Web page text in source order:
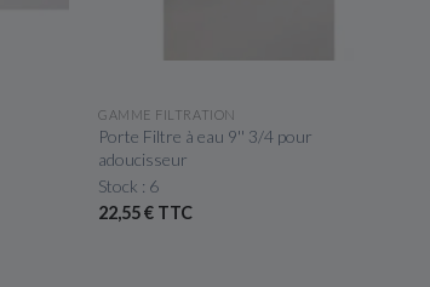
APERÇU RAPIDE
GAMME FILTRATION
Porte Filtre à eau 9'' 3/4 pour
adoucisseur
Stock : 6
22,55 € TTC